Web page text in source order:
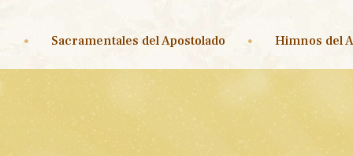
Sacramentales del Apostolado Himnos del